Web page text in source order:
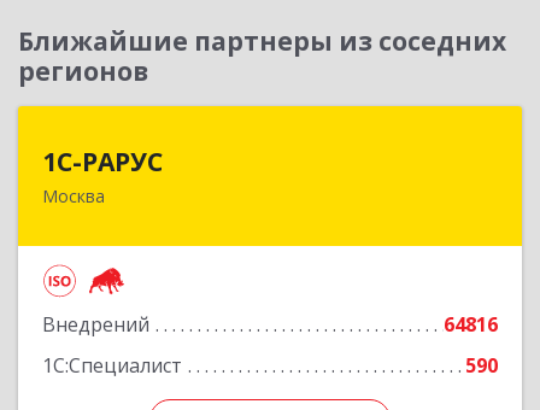
Ближайшие партнеры из соседних
регионов
1С-РАРУС
Москва
Внедрений
64816
1С:Специалист
590
127434, Москва г, Дмитровское ш, дом № 9Б